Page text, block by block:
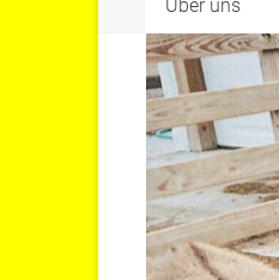
Über uns